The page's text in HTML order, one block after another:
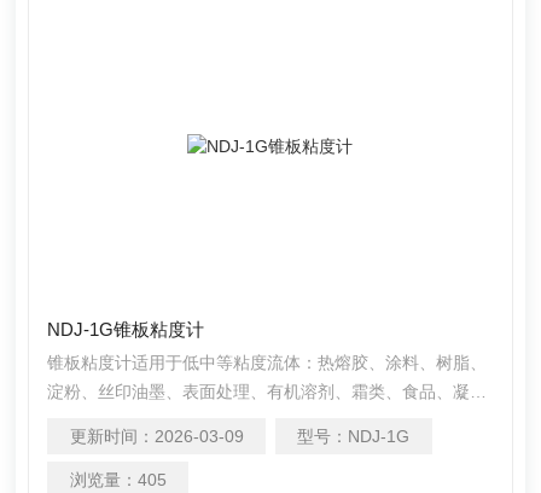
NDJ-1G锥板粘度计
锥板粘度计适用于低中等粘度流体：热熔胶、涂料、树脂、
淀粉、丝印油墨、表面处理、有机溶剂、霜类、食品、凝
封剂、沥青、印刷油墨、巧克力、焦油、糖蜜、膏体、合成
聚合物、环氧聚合物、乙烯酯类、屋顶材料的微量进样粘度
更新时间： 2026-03-09 型号： NDJ-1G
浏览量： 405